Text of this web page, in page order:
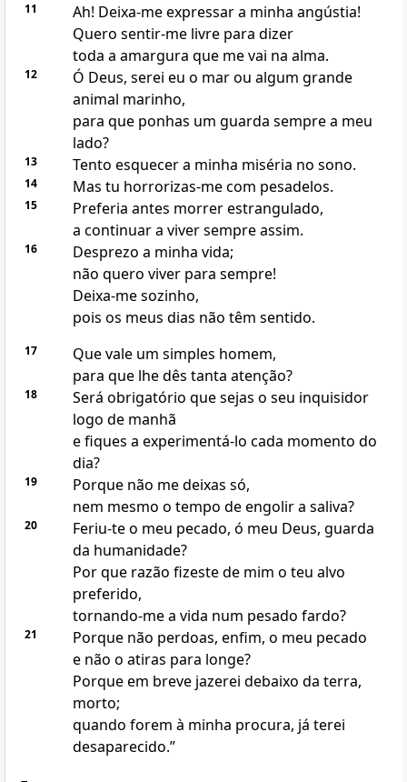
11
Ah! Deixa-me expressar a minha angústia!
Quero sentir-me livre para dizer
toda a amargura que me vai na alma.
12
Ó Deus, serei eu o mar ou algum grande
animal marinho,
para que ponhas um guarda sempre a meu
lado?
13 Tento esquecer a minha miséria no sono.
14 Mas tu horrorizas-me com pesadelos.
15
Preferia antes morrer estrangulado,
a continuar a viver sempre assim.
16
Desprezo a minha vida;
não quero viver para sempre!
Deixa-me sozinho,
pois os meus dias não têm sentido.
17
Que vale um simples homem,
para que lhe dês tanta atenção?
18
Será obrigatório que sejas o seu inquisidor
logo de manhã
e fiques a experimentá-lo cada momento do
dia?
19
Porque não me deixas só,
nem mesmo o tempo de engolir a saliva?
20
Feriu-te o meu pecado, ó meu Deus, guarda
da humanidade?
Por que razão fizeste de mim o teu alvo
preferido,
tornando-me a vida num pesado fardo?
21
Porque não perdoas, enfim, o meu pecado
e não o atiras para longe?
Porque em breve jazerei debaixo da terra,
morto;
quando forem à minha procura, já terei
desaparecido.”